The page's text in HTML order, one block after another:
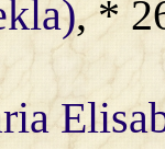
, *